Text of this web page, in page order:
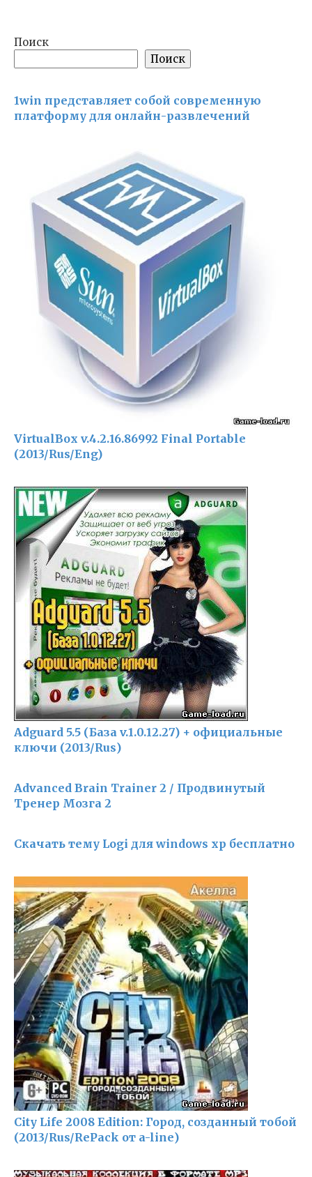
Поиск
Поиск
1win представляет собой современную
платформу для онлайн-развлечений
VirtualBox v.4.2.16.86992 Final Portable
(2013/Rus/Eng)
Adguard 5.5 (База v.1.0.12.27) + официальные
ключи (2013/Rus)
Advanced Brain Trainer 2 / Продвинутый
Тренер Мозга 2
Скачать тему Logi для windows xp бесплатно
City Life 2008 Edition: Город, созданный тобой
(2013/Rus/RePack от a-line)